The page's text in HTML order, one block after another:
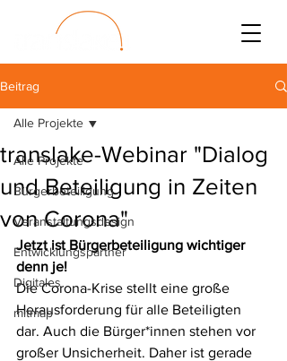
Beitrag
Alle Projekte
Bürgerbeteiligung
Veranstaltungsdesign
Entwicklungspartner
Digitales
mitmap
Alle Projekte
translake-Webinar "Dialog
und Beteiligung in Zeiten
von Corona"
Jetzt ist Bürgerbeteiligung wichtiger
denn je!
Die Corona-Krise stellt eine große
Herausforderung für alle Beteiligten
dar. Auch die Bürger*innen stehen vor
großer Unsicherheit. Daher ist gerade